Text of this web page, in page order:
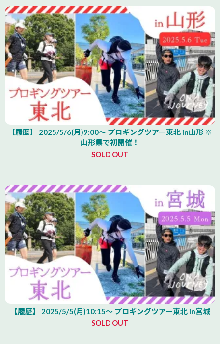
【履歴】 2025/5/6(月)9:00～ プロギングツアー東北 in山形 ※
山形県で初開催！
SOLD OUT
【履歴】 2025/5/5(月)10:15～ プロギングツアー東北 in宮城
SOLD OUT